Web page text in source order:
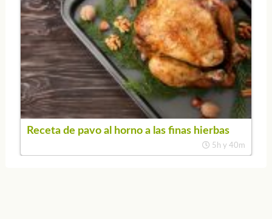
Receta de pavo al horno a las finas hierbas
5h y 40m